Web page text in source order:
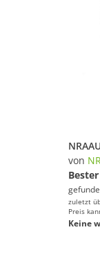
von
zuletzt
Preis
Keine